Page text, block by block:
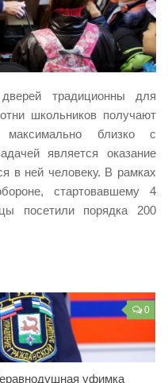
традиционны для
школьников получают
максимально близко с
является оказание
в ней человеку. В рамках
стартовавшему 4
посетили порядка 200
0
уфимка